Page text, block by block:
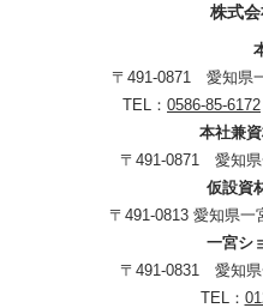
株式
〒491-0871 愛知県
TEL： 0586-85-6172
本社兼
〒491-0871 愛知県
仮設資
〒491-0813 愛知県一
一宮シ
〒491-0831 愛知県
TEL：